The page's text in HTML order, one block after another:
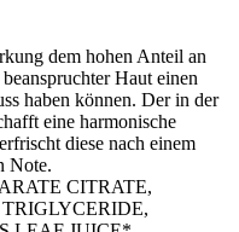
dem hohen Anteil an
Haut einen
haben können. Der in der
eine harmonische
diese nach einem
Note.
CITRATE,